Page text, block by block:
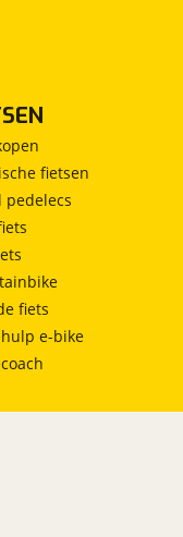
fietsen
pedelecs
fiets
e-bike